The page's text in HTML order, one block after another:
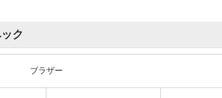
J710D
刷
、たまにしか印刷はしないのですが久しぶりに印刷してもに
自由選択] LC12 (BK/C/
Y) 大容量 ブラザー[broth
互換インクカートリッジ
4,710 円
LC12-4PK 2PSET(4色パッ
ク2セット)ブラザー[brother]